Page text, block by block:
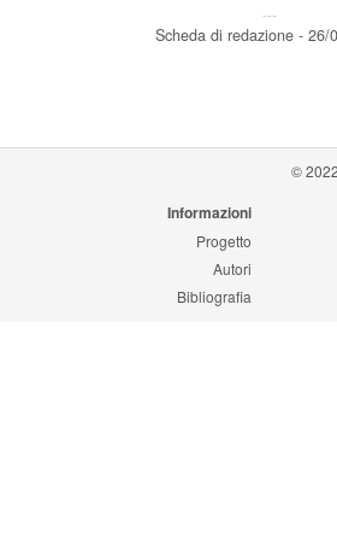
---
Scheda di redazione - 26/
©
Informazioni
Progetto
Autori
Bibliografia